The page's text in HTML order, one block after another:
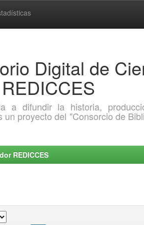
Digital de
a difundir la historia,
proyecto del "Consorcio de
REDICCES